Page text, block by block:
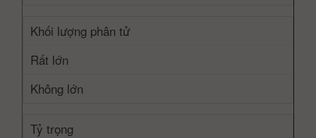
Khối lượng phân tử
Rất lớn
Không lớn
Tỷ trọng